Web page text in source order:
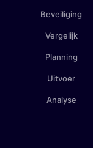
Beveiliging
Vergelijk
Planning
Uitvoer
Analyse